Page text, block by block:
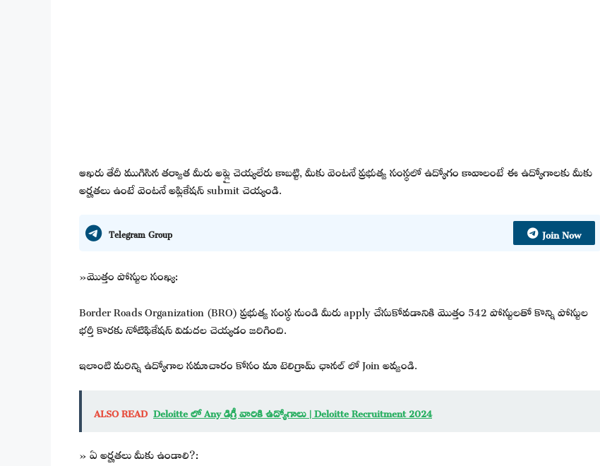
ఆఖరు తేదీ ముగిసిన తర్వాత మీరు అప్లై చెయ్యలేరు కాబట్టి, మీకు వెంటనే ప్రభుత్వ సంస్థలో ఉద్యోగం కావాలంటే ఈ ఉద్యోగాలకు మీకు
అర్హతలు ఉంటే వెంటనే అప్లికేషన్ submit చెయ్యండి.
Telegram Group Join Now
»మొత్తం పోస్టుల సంఖ్య:
Border Roads Organization (BRO) ప్రభుత్వ సంస్థ నుండి మీరు apply చేసుకోవడానికి మొత్తం 542 పోస్టులతో కొన్ని పోస్టుల
భర్తీ కొరకు నోటిఫికేషన్ విడుదల చెయ్యడం జరిగింది.
ఇలాంటి మరిన్ని ఉద్యోగాల సమాచారం కోసం మా టెలిగ్రామ్ ఛానల్ లో Join అవ్వండి.
ALSO READ Deloitte లో Any డిగ్రీ వారికి ఉద్యోగాలు | Deloitte Recruitment 2024
» ఏ అర్హతలు మీకు ఉండాలి?: